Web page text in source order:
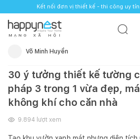
Kết nối đơn vị thiết kế - thi công uy tín.
M Ạ N G X Ã H Ộ I
Võ Minh Huyền
30 ý tưởng thiết kế tường
pháp 3 trong 1 vừa đẹp,
không khí cho căn nhà
9.894 lượt xem